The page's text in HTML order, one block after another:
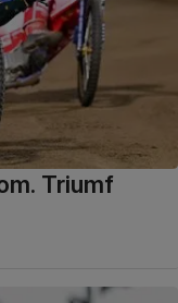
Triumf